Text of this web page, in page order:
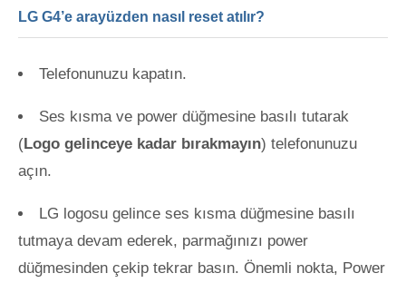
LG G4’e arayüzden nasıl reset atılır?
Telefonunuzu kapatın.
Ses kısma ve power düğmesine basılı tutarak
(Logo gelinceye kadar bırakmayın) telefonunuzu
açın.
LG logosu gelince ses kısma düğmesine basılı
tutmaya devam ederek, parmağınızı power
düğmesinden çekip tekrar basın. Önemli nokta, Power